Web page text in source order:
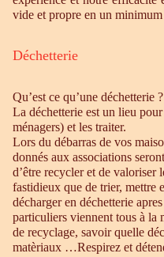
vide et propre en un minimum
Déchetterie
Qu’est ce qu’une déchetterie ?
La déchetterie est un lieu
ménagers) et les traiter.
Lors du débarras de vos
donnés aux associations
d’être recycler et de valoriser
fastidieux que de trier, mettre
décharger en déchetterie
particuliers viennent tous à la
de recyclage, savoir quelle
matèriaux …Respirez et